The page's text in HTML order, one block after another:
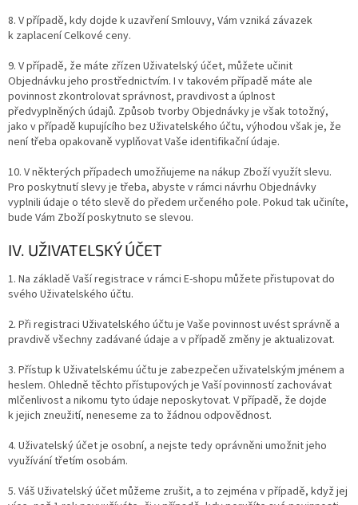
8. V případě, kdy dojde k uzavření Smlouvy, Vám vzniká závazek
k zaplacení Celkové ceny.
9. V případě, že máte zřízen Uživatelský účet, můžete učinit
Objednávku jeho prostřednictvím. I v takovém případě máte ale
povinnost zkontrolovat správnost, pravdivost a úplnost
předvyplněných údajů. Způsob tvorby Objednávky je však totožný,
jako v případě kupujícího bez Uživatelského účtu, výhodou však je, že
není třeba opakovaně vyplňovat Vaše identifikační údaje.
10. V některých případech umožňujeme na nákup Zboží využít slevu.
Pro poskytnutí slevy je třeba, abyste v rámci návrhu Objednávky
vyplnili údaje o této slevě do předem určeného pole. Pokud tak učiníte,
bude Vám Zboží poskytnuto se slevou.
IV. UŽIVATELSKÝ ÚČET
1. Na základě Vaší registrace v rámci E-shopu můžete přistupovat do
svého Uživatelského účtu.
2. Při registraci Uživatelského účtu je Vaše povinnost uvést správně a
pravdivě všechny zadávané údaje a v případě změny je aktualizovat.
3. Přístup k Uživatelskému účtu je zabezpečen uživatelským jménem a
heslem. Ohledně těchto přístupových je Vaší povinností zachovávat
mlčenlivost a nikomu tyto údaje neposkytovat. V případě, že dojde
k jejich zneužití, neneseme za to žádnou odpovědnost.
4. Uživatelský účet je osobní, a nejste tedy oprávněni umožnit jeho
využívání třetím osobám.
5. Váš Uživatelský účet můžeme zrušit, a to zejména v případě, když jej